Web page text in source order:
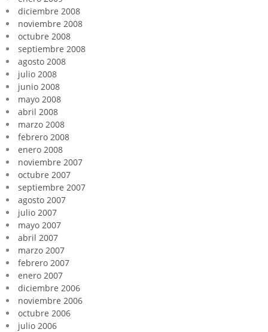
diciembre 2008
noviembre 2008
octubre 2008
septiembre 2008
agosto 2008
julio 2008
junio 2008
mayo 2008
abril 2008
marzo 2008
febrero 2008
enero 2008
noviembre 2007
octubre 2007
septiembre 2007
agosto 2007
julio 2007
mayo 2007
abril 2007
marzo 2007
febrero 2007
enero 2007
diciembre 2006
noviembre 2006
octubre 2006
julio 2006